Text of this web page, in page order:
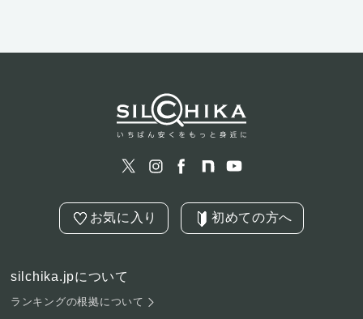
お気に入り 初めての方へ
silchika.jpについて
ランキングの根拠について